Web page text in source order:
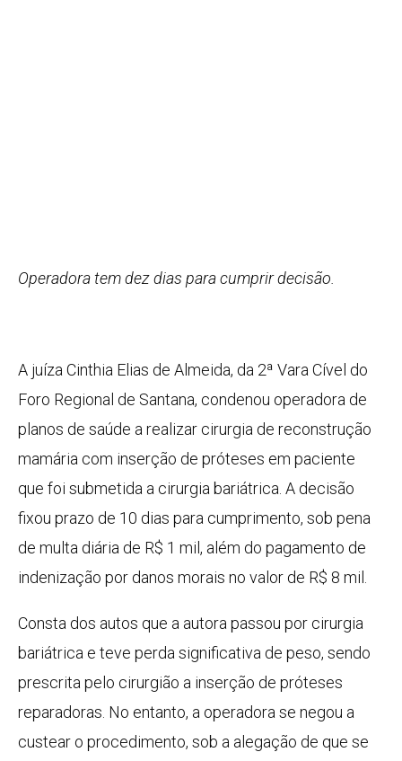
Operadora tem dez dias para cumprir decisão.
A juíza Cinthia Elias de Almeida, da 2ª Vara Cível do
Foro Regional de Santana, condenou operadora de
planos de saúde a realizar cirurgia de reconstrução
mamária com inserção de próteses em paciente
que foi submetida a cirurgia bariátrica. A decisão
fixou prazo de 10 dias para cumprimento, sob pena
de multa diária de R$ 1 mil, além do pagamento de
indenização por danos morais no valor de R$ 8 mil.
Consta dos autos que a autora passou por cirurgia
bariátrica e teve perda significativa de peso, sendo
prescrita pelo cirurgião a inserção de próteses
reparadoras. No entanto, a operadora se negou a
custear o procedimento, sob a alegação de que se